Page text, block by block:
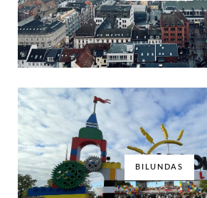
BILUNDAS